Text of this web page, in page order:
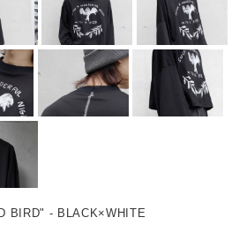
BIRD" - BLACK×WHITE